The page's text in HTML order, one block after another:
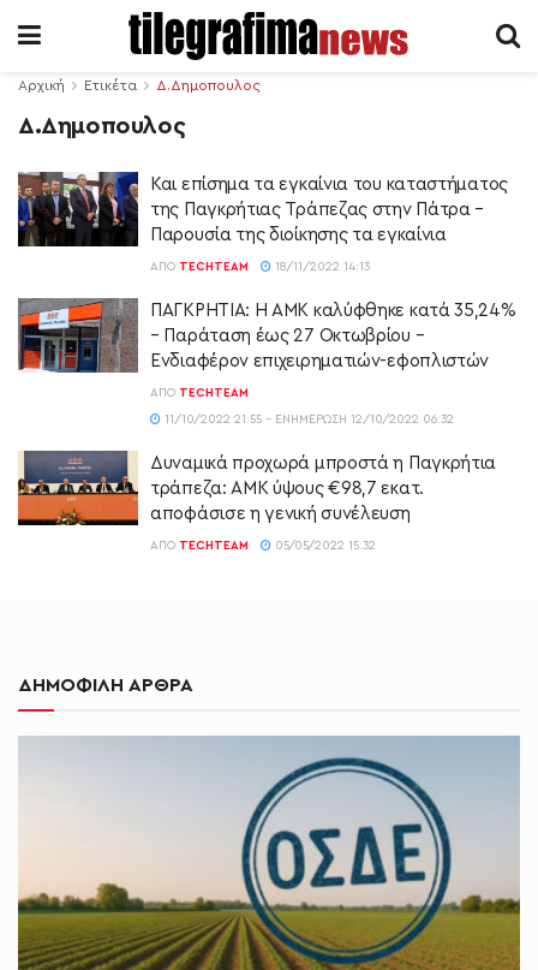
Αρχική Ετικέτα Δ.Δημοπουλος
Δ.Δημοπουλος
Και επίσημα τα εγκαίνια του καταστήματος
της Παγκρήτιας Τράπεζας στην Πάτρα –
Παρουσία της διοίκησης τα εγκαίνια
ΑΠΌ TECHTEAM 18/11/2022 14:13
ΠΑΓΚΡΗΤΙΑ: Η ΑΜΚ καλύφθηκε κατά 35,24%
– Παράταση έως 27 Οκτωβρίου –
Ενδιαφέρον επιχειρηματιών-εφοπλιστών
ΑΠΌ TECHTEAM
11/10/2022 21:55 - ΕΝΗΜΈΡΩΣΗ 12/10/2022 06:32
Δυναμικά προχωρά μπροστά η Παγκρήτια
τράπεζα: AMK ύψους €98,7 εκατ.
αποφάσισε η γενική συνέλευση
ΑΠΌ TECHTEAM 05/05/2022 15:32
ΔΗΜΟΦΙΛΗ ΑΡΘΡΑ